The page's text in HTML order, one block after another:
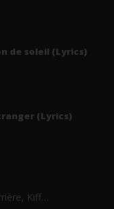
de soleil (Lyrics)
(Lyrics)
Kiff…